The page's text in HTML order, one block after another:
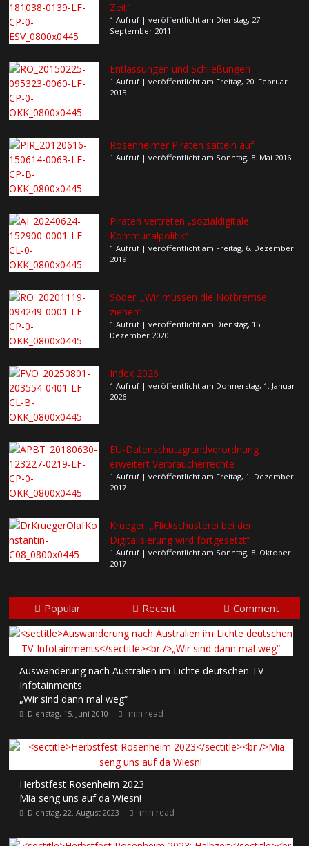
Zeit“
1 Aufruf |veröffentlicht am Dienstag, 27.
September 2011
Entlassungen und Schließungen
1 Aufruf |veröffentlicht am Freitag, 20. Februar
2015
Rosenheimer Piraten satteln auf
1 Aufruf |veröffentlicht am Sonntag, 8. Mai 2016
Piraten vertreten „sozialdigitale
Kommunalpolitik“
1 Aufruf |veröffentlicht am Freitag, 6. Dezember
2019
Söder: „Wir müssen die Notbremse
ziehen“
1 Aufruf |veröffentlicht am Dienstag, 15.
Dezember 2020
Index 2026
1 Aufruf |veröffentlicht am Donnerstag, 1. Januar
2026
EU-Datenschutzgrundverordnung
erweitert Verbraucherrechte
1 Aufruf |veröffentlicht am Freitag, 1. Dezember
2017
Krueger: „Flickschusterei bei der
Digitalisierung wird fortgesetzt“
1 Aufruf |veröffentlicht am Sonntag, 8. Oktober
2017
Popular Recent Comment
Auswanderung nach Australien im Lichte deutschen TV-
Infotainments
„Wir sind dann mal weg“
Dienstag, 15. Juni 2010 min read
Herbstfest Rosenheim 2023
Mia seng uns auf da Wiesn!
Dienstag, 22. August 2023 min read